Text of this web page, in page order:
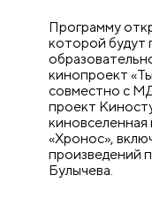
Программу
которой будут
кинопроект
совместно с
проект
киновселенная
«Хронос»,
произведений
Булычева.